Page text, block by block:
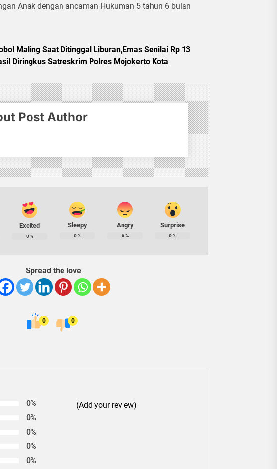
Anak dengan ancaman Hukuman 5 tahun 6 bulan
Maling Saat Ditinggal Liburan,Emas Senilai Rp 13
Diringkus Satreskrim Polres Mojokerto Kota
Post Author
Excited
0%
Sleepy
0%
Angry
0%
Surprise
0%
Spread the love
0 0
0%
0%
0%
0%
0%
(Add your review)